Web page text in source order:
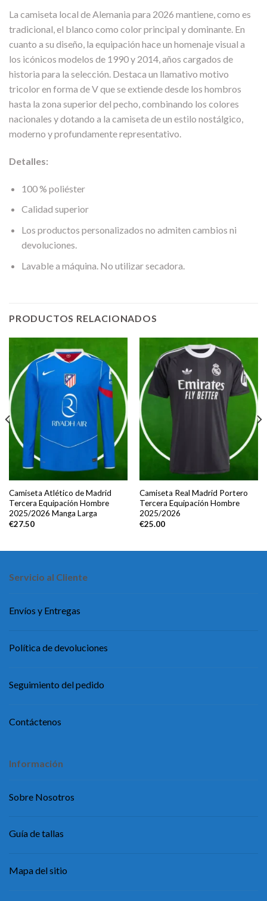
La camiseta local de Alemania para 2026 mantiene, como es
tradicional, el blanco como color principal y dominante. En
cuanto a su diseño, la equipación hace un homenaje visual a
los icónicos modelos de 1990 y 2014, años cargados de
historia para la selección. Destaca un llamativo motivo
tricolor en forma de V que se extiende desde los hombros
hasta la zona superior del pecho, combinando los colores
nacionales y dotando a la camiseta de un estilo nostálgico,
moderno y profundamente representativo.
Detalles:
100 % poliéster
Calidad superior
Los productos personalizados no admiten cambios ni
devoluciones.
Lavable a máquina. No utilizar secadora.
PRODUCTOS RELACIONADOS
Camiseta Atlético de Madrid
Tercera Equipación Hombre
2025/2026 Manga Larga
€27.50
Camiseta Real Madrid Portero
Tercera Equipación Hombre
2025/2026
€25.00
Servicio al Cliente
Envíos y Entregas
Política de devoluciones
Seguimiento del pedido
Contáctenos
Información
Sobre Nosotros
Guía de tallas
Mapa del sitio